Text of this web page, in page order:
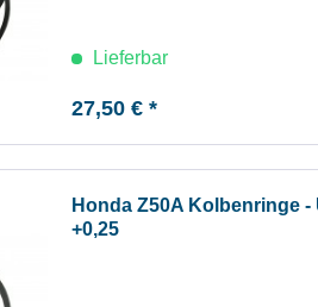
Lieferbar
27,50 € *
Honda Z50A Kolbenringe -
+0,25